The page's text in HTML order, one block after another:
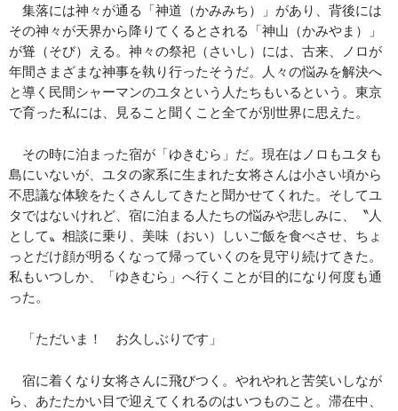
集落には神々が通る「神道（かみみち）」があり、背後には
その神々が天界から降りてくるとされる「神山（かみやま）」
が聳（そび）える。神々の祭祀（さいし）には、古来、ノロが
年間さまざまな神事を執り行ったそうだ。人々の悩みを解決へ
と導く民間シャーマンのユタという人たちもいるという。東京
で育った私には、見ること聞くこと全てが別世界に思えた。
その時に泊まった宿が「ゆきむら」だ。現在はノロもユタも
島にいないが、ユタの家系に生まれた女将さんは小さい頃から
不思議な体験をたくさんしてきたと聞かせてくれた。そしてユ
タではないけれど、宿に泊まる人たちの悩みや悲しみに、〝人
として〟相談に乗り、美味（おい）しいご飯を食べさせ、ちょ
っとだけ顔が明るくなって帰っていくのを見守り続けてきた。
私もいつしか、「ゆきむら」へ行くことが目的になり何度も通
った。
「ただいま！ お久しぶりです」
宿に着くなり女将さんに飛びつく。やれやれと苦笑いしなが
ら、あたたかい目で迎えてくれるのはいつものこと。滞在中、